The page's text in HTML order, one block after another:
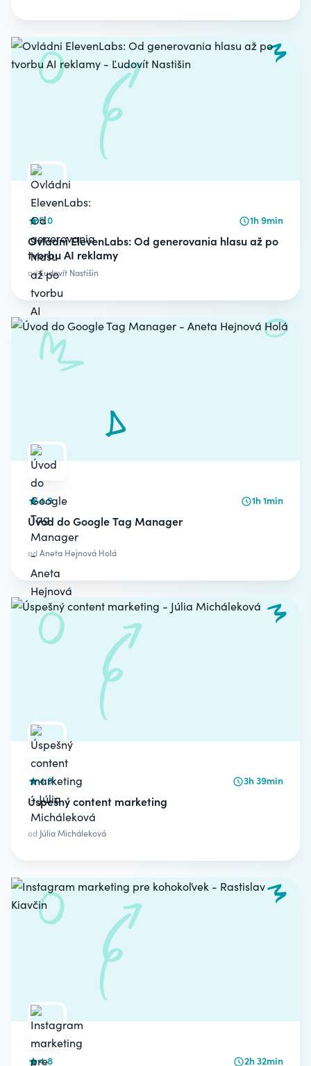
5.0 1h 9min
Ovládni ElevenLabs: Od generovania hlasu až po
tvorbu AI reklamy
odĽudovít Nastišin
4.9 1h 1min
Úvod do Google Tag Manager
odAneta Hejnová Holá
4.9 3h 39min
Úspešný content marketing
od Júlia Micháleková
4.8 2h 32min